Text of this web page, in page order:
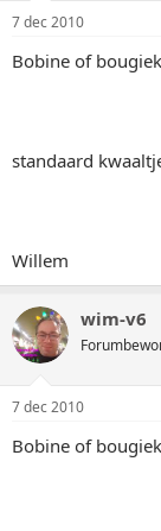
7 dec 2010
Bobine of
standaard
Willem
wim-v6
7 dec 2010
Bobine of